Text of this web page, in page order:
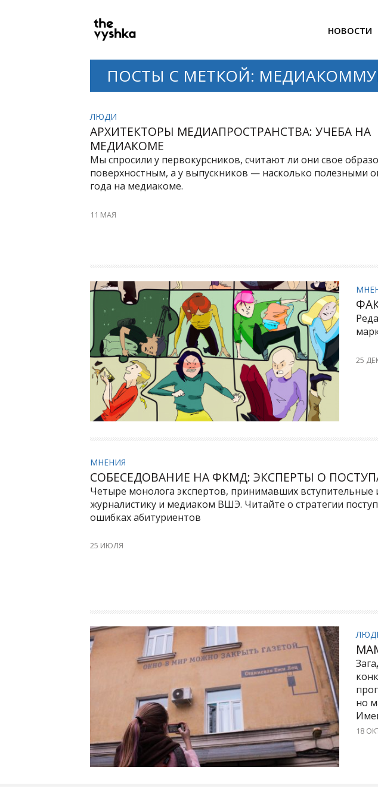
PRIMARY
NAVIGATION НОВОСТИ
ПОСТЫ С МЕТКОЙ:
ЛЮДИ
АРХИТЕКТОРЫ МЕДИАПРОСТРАНСТВА: УЧЕБА НА
МЕДИАКОМЕ
Мы спросили у первокурсников, считают ли они свое
поверхностным, а у выпускников — насколько полезными
года на медиакоме.
11 МАЯ
25
МНЕНИЯ
СОБЕСЕДОВАНИЕ НА ФКМД: ЭКСПЕРТЫ О
Четыре монолога экспертов, принимавших вступительные
журналистику и медиаком ВШЭ. Читайте о стратегии
ошибках абитуриентов
25 ИЮЛЯ
но
18